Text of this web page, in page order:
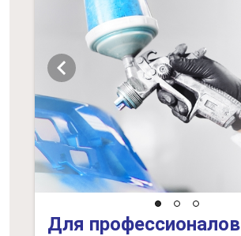
chevron_left
Для профессионалов